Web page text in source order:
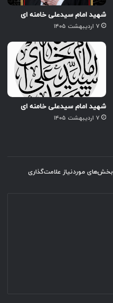
شهید امام سیدعلی خامنه ای
۷ اردیبهشت ۱۴۰۵
شهید امام سیدعلی خامنه ای
۷ اردیبهشت ۱۴۰۵
بخش‌های موردنیاز علامت‌گذاری